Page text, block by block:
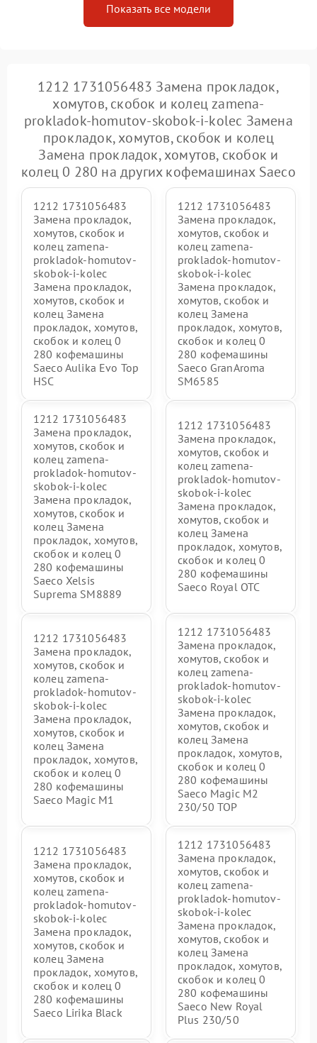
Показать все модели
1212 1731056483 Замена прокладок,
хомутов, скобок и колец zamena-
prokladok-homutov-skobok-i-kolec Замена
прокладок, хомутов, скобок и колец
Замена прокладок, хомутов, скобок и
колец 0 280 на других кофемашинах Saeco
1212 1731056483
Замена прокладок,
хомутов, скобок и
колец zamena-
prokladok-homutov-
skobok-i-kolec
Замена прокладок,
хомутов, скобок и
колец Замена
прокладок, хомутов,
скобок и колец 0
280 кофемашины
Saeco Aulika Evo Top
HSC
1212 1731056483
Замена прокладок,
хомутов, скобок и
колец zamena-
prokladok-homutov-
skobok-i-kolec
Замена прокладок,
хомутов, скобок и
колец Замена
прокладок, хомутов,
скобок и колец 0
280 кофемашины
Saeco GranAroma
SM6585
1212 1731056483
Замена прокладок,
хомутов, скобок и
колец zamena-
prokladok-homutov-
skobok-i-kolec
Замена прокладок,
хомутов, скобок и
колец Замена
прокладок, хомутов,
скобок и колец 0
280 кофемашины
Saeco Xelsis
Suprema SM8889
1212 1731056483
Замена прокладок,
хомутов, скобок и
колец zamena-
prokladok-homutov-
skobok-i-kolec
Замена прокладок,
хомутов, скобок и
колец Замена
прокладок, хомутов,
скобок и колец 0
280 кофемашины
Saeco Royal OTC
1212 1731056483
Замена прокладок,
хомутов, скобок и
колец zamena-
prokladok-homutov-
skobok-i-kolec
Замена прокладок,
хомутов, скобок и
колец Замена
прокладок, хомутов,
скобок и колец 0
280 кофемашины
Saeco Magic M1
1212 1731056483
Замена прокладок,
хомутов, скобок и
колец zamena-
prokladok-homutov-
skobok-i-kolec
Замена прокладок,
хомутов, скобок и
колец Замена
прокладок, хомутов,
скобок и колец 0
280 кофемашины
Saeco Magic M2
230/50 TOP
1212 1731056483
Замена прокладок,
хомутов, скобок и
колец zamena-
prokladok-homutov-
skobok-i-kolec
Замена прокладок,
хомутов, скобок и
колец Замена
прокладок, хомутов,
скобок и колец 0
280 кофемашины
Saeco Lirika Black
1212 1731056483
Замена прокладок,
хомутов, скобок и
колец zamena-
prokladok-homutov-
skobok-i-kolec
Замена прокладок,
хомутов, скобок и
колец Замена
прокладок, хомутов,
скобок и колец 0
280 кофемашины
Saeco New Royal
Plus 230/50